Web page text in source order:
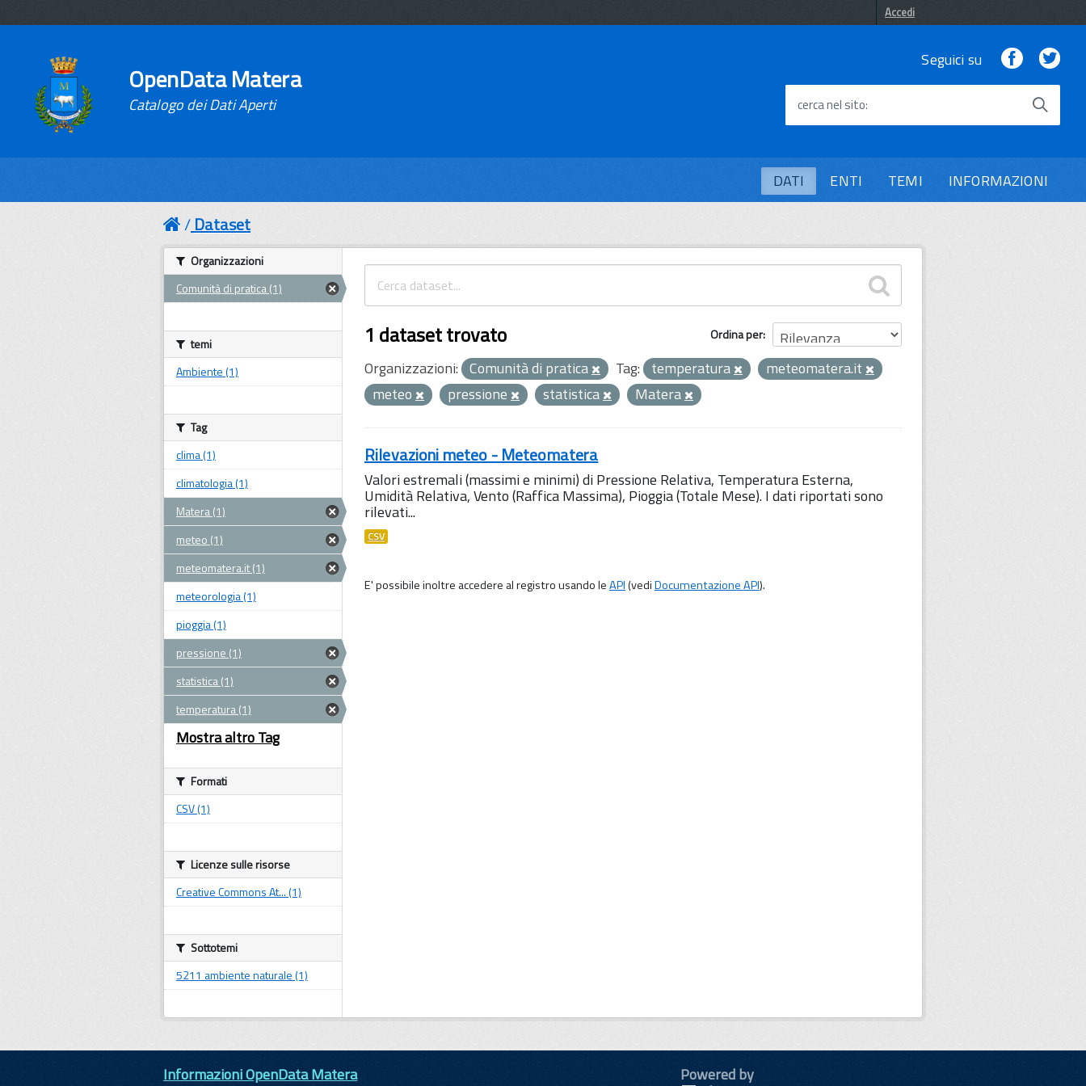
Accedi
OpenData Matera
Catalogo dei Dati Aperti
Seguici su Facebook
cerca nel sito
DATI ENTI TEMI INFORMAZIONI
Dataset
Ordina per
1 dataset trovato
Organizzazioni: Comunità di pratica Tag: temperatura
meteomatera.it
meteo
pressione statistica Matera
Rilevazioni meteo - Meteomatera
Valori estremali (massimi e minimi) di Pressione Relativa, Temperatura Esterna,
Umidità Relativa, Vento (Raffica Massima), Pioggia (Totale Mese). I dati riportati sono
rilevati...
CSV
E' possibile inoltre accedere al registro usando leAPI(vediDocumentazione API).
Organizzazioni
Comunità di pratica (1)
temi
Ambiente (1)
Tag
clima (1)
climatologia (1)
Matera (1)
meteo (1)
meteomatera.it (1)
meteorologia (1)
pioggia (1)
pressione (1)
statistica (1)
temperatura (1)
Mostra altro Tag
Formati
CSV (1)
Licenze sulle risorse
Creative Commons At... (1)
Sottotemi
5211 ambiente naturale (1)
Informazioni OpenData Matera
Powered by